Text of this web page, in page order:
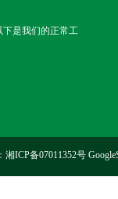
下是我们的正常工
湘ICP备07011352号